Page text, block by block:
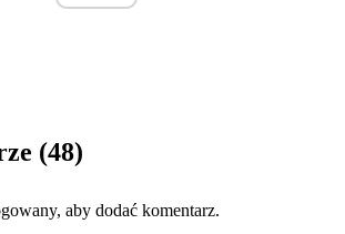
(48)
aby dodać komentarz.